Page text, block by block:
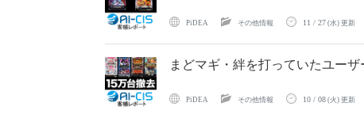
PiDEA その他情報 11 / 27(水) 更新
まどマギ・絆を打っていたユー
PiDEA その他情報 10 / 08(火) 更新